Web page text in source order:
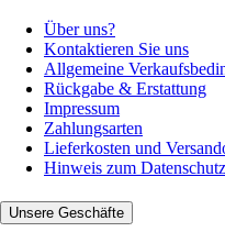
Über uns?
Kontaktieren Sie uns
Allgemeine
Rückgabe & Erstattung
Impressum
Zahlungsarten
Lieferkosten und
Hinweis zum Datenschutz
Unsere Geschäfte